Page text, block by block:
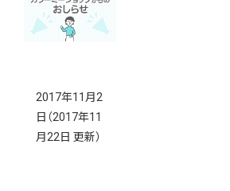
2017年11月2
日 （2017年11
月22日 更新）